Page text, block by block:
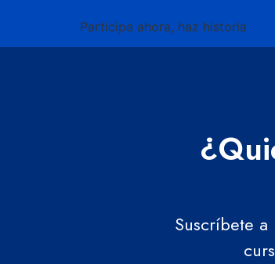
Participa ahora, haz historia
Suscríbete